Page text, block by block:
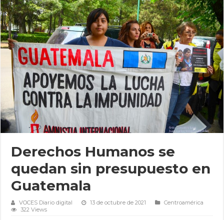
Derechos Humanos se
quedan sin presupuesto en
Guatemala
VOCES Diario digital 13 de octubre de 2021
Centroamérica
322 Views